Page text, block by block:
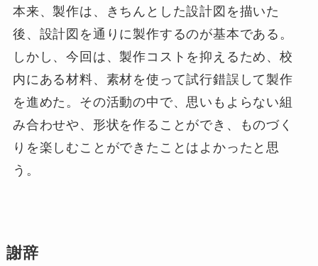
本来、製作は、きちんとした設計図を描いた
後、設計図を通りに製作するのが基本である。
しかし、今回は、製作コストを抑えるため、校
内にある材料、素材を使って試行錯誤して製作
を進めた。その活動の中で、思いもよらない組
み合わせや、形状を作ることができ、ものづく
りを楽しむことができたことはよかったと思
う。
謝辞